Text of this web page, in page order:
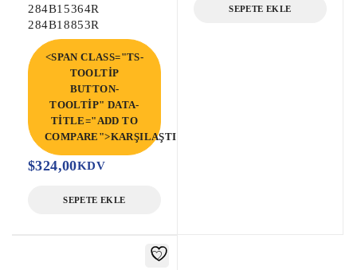
284B15364R
284B18853R
<SPAN CLASS="TS-
TOOLTIP
BUTTON-
TOOLTIP" DATA-
TITLE="ADD TO
COMPARE">KARŞILAŞTIR</SPAN>
$324,00KDV
SEPETE EKLE
SEPETE EKLE